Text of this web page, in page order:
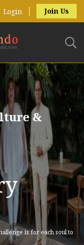
Login Join Us
&
is for each soul to